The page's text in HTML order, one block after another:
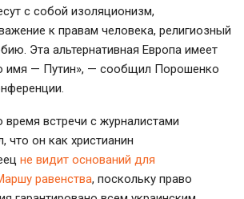
с собой изоляционизм,
к правам человека, религиозный
Эта альтернативная Европа имеет
имя — Путин», — сообщил Порошенко
встречи с журналистами
что он как христианин
не видит оснований для
равенства, поскольку право